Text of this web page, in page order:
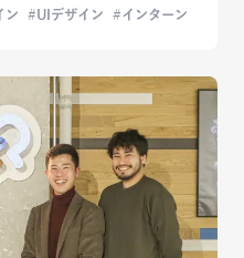
ン UIデザイン インターン